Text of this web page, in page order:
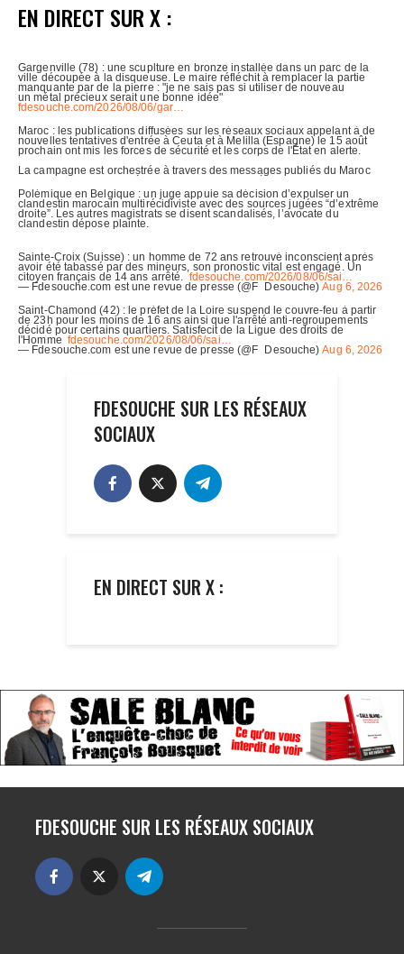
EN DIRECT SUR X :
FDESOUCHE SUR LES RÉSEAUX
SOCIAUX
EN DIRECT SUR X :
FDESOUCHE SUR LES RÉSEAUX SOCIAUX